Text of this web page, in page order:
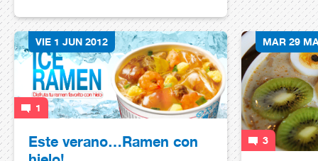
VIE 1 JUN 2012
1
Este verano…Ramen con
MAR 29
3